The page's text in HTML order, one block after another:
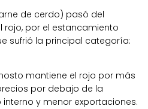
de cerdo) pasó del
por el estancamiento
sufrió la principal categoría:
mantiene el rojo por más
por debajo de la
y menor exportaciones.